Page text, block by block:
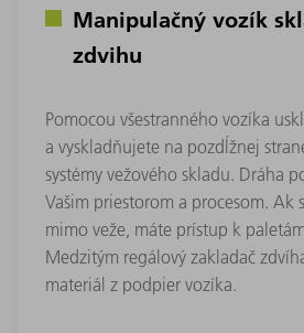
Manipulačný vozík
zdvihu
Pomocou všestranného vozíka
a vyskladňujete na pozdĺžnej
systémy vežového skladu. Dráha
Vašim priestorom a procesom. Ak
mimo veže, máte prístup k
Medzitým regálový zakladač
materiál z podpier vozíka.